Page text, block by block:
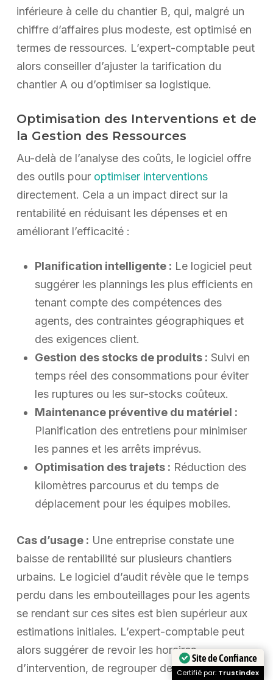
inférieure à celle du chantier B, qui, malgré un
chiffre d’affaires plus modeste, est optimisé en
termes de ressources. L’expert-comptable peut
alors conseiller d’ajuster la tarification du
chantier A ou d’optimiser sa logistique.
Optimisation des Interventions et de
la Gestion des Ressources
Au-delà de l’analyse des coûts, le logiciel offre
des outils pour optimiser interventions
directement. Cela a un impact direct sur la
rentabilité en réduisant les dépenses et en
améliorant l’efficacité :
Planification intelligente : Le logiciel peut
suggérer les plannings les plus efficients en
tenant compte des compétences des
agents, des contraintes géographiques et
des exigences client.
Gestion des stocks de produits : Suivi en
temps réel des consommations pour éviter
les ruptures ou les sur-stocks coûteux.
Maintenance préventive du matériel :
Planification des entretiens pour minimiser
les pannes et les arrêts imprévus.
Optimisation des trajets : Réduction des
kilomètres parcourus et du temps de
déplacement pour les équipes mobiles.
Cas d’usage : Une entreprise constate une
baisse de rentabilité sur plusieurs chantiers
urbains. Le logiciel d’audit révèle que le temps
perdu dans les embouteillages pour les agents
se rendant sur ces sites est bien supérieur aux
estimations initiales. L’expert-comptable peut
alors suggérer de revoir les horaires
d’intervention, de regrouper des chantiers
Site de Confiance
Certifié par: Trustindex